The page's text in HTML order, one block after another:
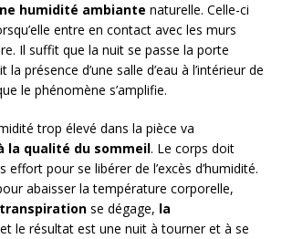
humidité ambiante naturelle. Celle-ci
entre en contact avec les murs
Il suffit que la nuit se passe la porte
la présence d’une salle d’eau à l’intérieur de
le phénomène s’amplifie.
trop élevé dans la pièce va
la qualité du sommeil. Le corps doit
effort pour se libérer de l’excès d’humidité.
abaisser la température corporelle,
se dégage, la
le résultat est une nuit à tourner et à se